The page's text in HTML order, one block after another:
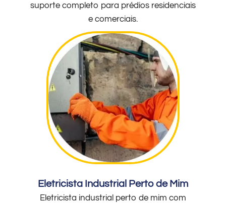
suporte completo para prédios residenciais
e comerciais.
Eletricista Industrial Perto de Mim
Eletricista industrial perto de mim com